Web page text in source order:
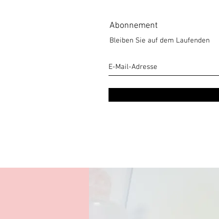
Abonnement
Bleiben Sie auf dem Laufenden